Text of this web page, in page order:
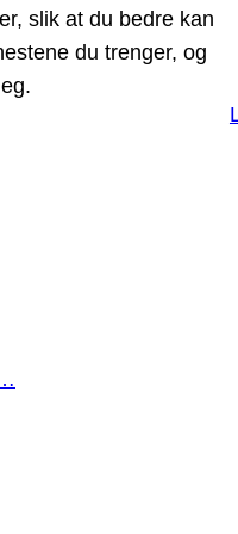
slik at du bedre kan
du trenger, og